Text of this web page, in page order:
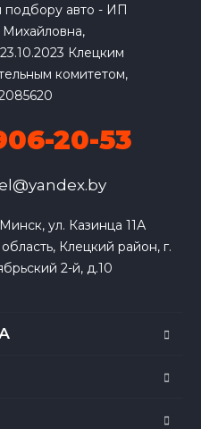
подбору авто - ИП
Клецким
комитетом,
20-53
ул. Казинца 11А
Клецкий район, г.
2-й, д.10